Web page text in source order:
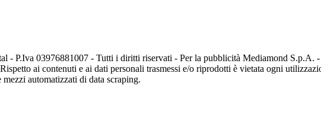
- P.Iva 03976881007 - Tutti i diritti riservati - Per la pubblicità Mediamond S.p.A.
Rispetto ai contenuti e ai dati personali trasmessi e/o riprodotti è vietata ogni
automatizzati di data scraping.